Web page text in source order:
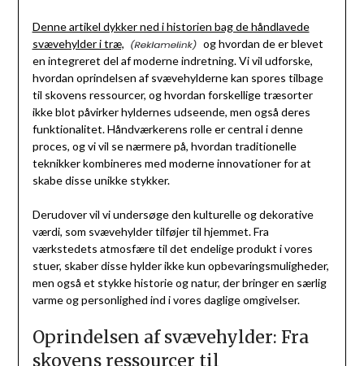
Denne artikel dykker ned i historien bag de håndlavede
svævehylder i træ,
og hvordan de er blevet
en integreret del af moderne indretning. Vi vil udforske,
hvordan oprindelsen af svævehylderne kan spores tilbage
til skovens ressourcer, og hvordan forskellige træsorter
ikke blot påvirker hyldernes udseende, men også deres
funktionalitet. Håndværkerens rolle er central i denne
proces, og vi vil se nærmere på, hvordan traditionelle
teknikker kombineres med moderne innovationer for at
skabe disse unikke stykker.
Derudover vil vi undersøge den kulturelle og dekorative
værdi, som svævehylder tilføjer til hjemmet. Fra
værkstedets atmosfære til det endelige produkt i vores
stuer, skaber disse hylder ikke kun opbevaringsmuligheder,
men også et stykke historie og natur, der bringer en særlig
varme og personlighed ind i vores daglige omgivelser.
Oprindelsen af svævehylder: Fra
skovens ressourcer til